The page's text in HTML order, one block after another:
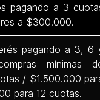
pagando a 3
a $300.000.
pagando a 3, 6
mínimas
/ $1.500.000
para 12 cuotas.